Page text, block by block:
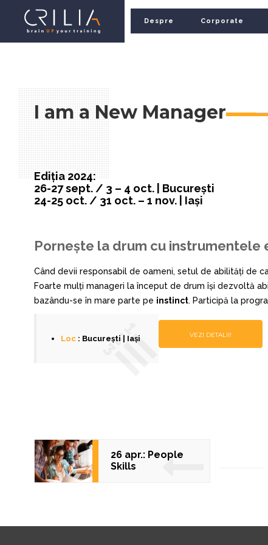
Despre Corporate
I am a New Manager
Ediția 2024:
26-27 sept. / 3 – 4 oct. | București
24-25 oct. / 31 oct. – 1 nov. | Iași
Pornește la drum cu instrumentele
Când devii responsabil de oameni, setul de abilități de
Foarte mulți manageri la început de drum își dezvoltă
bazându-se în mare parte pe instinct. Participă la
Loc : București | Iași VEZI DETALII!
26 apr.: People
Skills